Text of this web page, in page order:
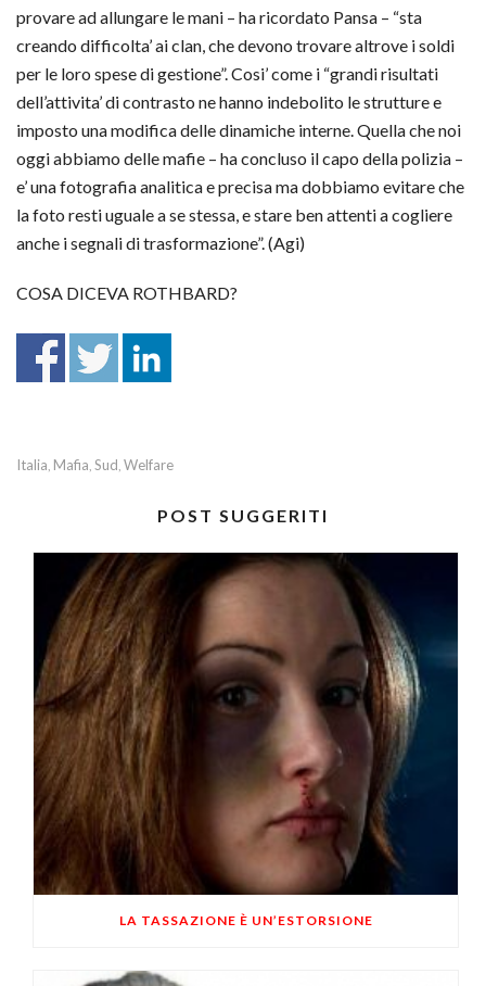
provare ad allungare le mani – ha ricordato Pansa – “sta
creando difficolta’ ai clan, che devono trovare altrove i soldi
per le loro spese di gestione”. Cosi’ come i “grandi risultati
dell’attivita’ di contrasto ne hanno indebolito le strutture e
imposto una modifica delle dinamiche interne. Quella che noi
oggi abbiamo delle mafie – ha concluso il capo della polizia –
e’ una fotografia analitica e precisa ma dobbiamo evitare che
la foto resti uguale a se stessa, e stare ben attenti a cogliere
anche i segnali di trasformazione”. (Agi)
COSA DICEVA ROTHBARD?
Italia, Mafia, Sud, Welfare
POST SUGGERITI
LA TASSAZIONE È UN’ESTORSIONE